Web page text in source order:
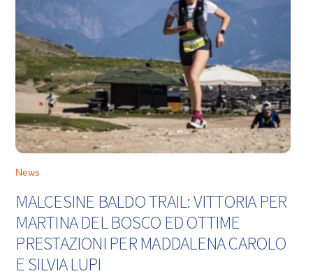
News
MALCESINE BALDO TRAIL: VITTORIA PER
MARTINA DEL BOSCO ED OTTIME
PRESTAZIONI PER MADDALENA CAROLO
E SILVIA LUPI